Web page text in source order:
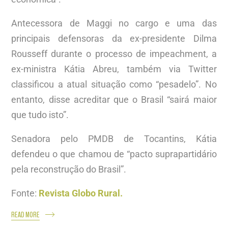
Antecessora de Maggi no cargo e uma das
principais defensoras da ex-presidente Dilma
Rousseff durante o processo de impeachment, a
ex-ministra Kátia Abreu, também via Twitter
classificou a atual situação como “pesadelo”. No
entanto, disse acreditar que o Brasil “sairá maior
que tudo isto”.
Senadora pelo PMDB de Tocantins, Kátia
defendeu o que chamou de “pacto suprapartidário
pela reconstrução do Brasil”.
Fonte: Revista Globo Rural.
READ MORE